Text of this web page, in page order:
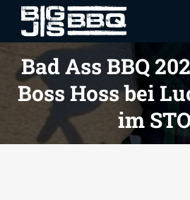
Bad Ass BBQ
Boss Hoss bei
im